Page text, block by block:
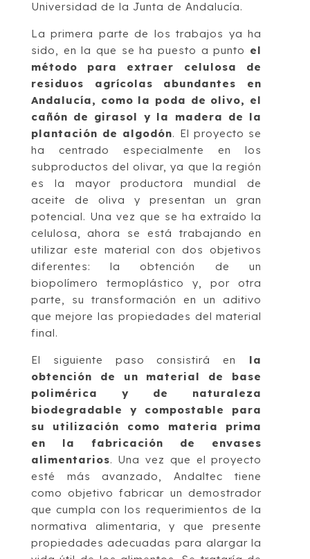
Universidad de la Junta de Andalucía.
La primera parte de los trabajos ya ha
sido, en la que se ha puesto a punto el
método para extraer celulosa de
residuos agrícolas abundantes en
Andalucía, como la poda de olivo, el
cañón de girasol y la madera de la
plantación de algodón. El proyecto se
ha centrado especialmente en los
subproductos del olivar, ya que la región
es la mayor productora mundial de
aceite de oliva y presentan un gran
potencial. Una vez que se ha extraído la
celulosa, ahora se está trabajando en
utilizar este material con dos objetivos
diferentes: la obtención de un
biopolímero termoplástico y, por otra
parte, su transformación en un aditivo
que mejore las propiedades del material
final.
El siguiente paso consistirá en
la
obtención de un material de base
polimérica y de naturaleza
biodegradable y compostable para
su utilización como materia prima
en la fabricación de envases
alimentarios. Una vez que el proyecto
esté más avanzado, Andaltec tiene
como objetivo fabricar un demostrador
que cumpla con los requerimientos de la
normativa alimentaria, y que presente
propiedades adecuadas para alargar la